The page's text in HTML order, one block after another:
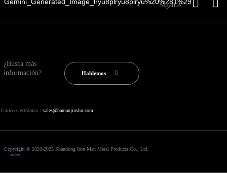
Síganos:
¿Busca más
información?
Hablemos
Correo electrónico： sales@hamanjinshu.com
Copyright © 2020-2025 Shandong Iron Man Metal Products Co., Ltd.
Index